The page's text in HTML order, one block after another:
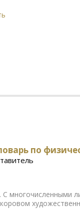
по
многочисленными